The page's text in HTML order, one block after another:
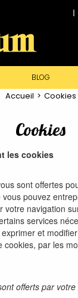
BLOG
Accueil Cookies
Cookies
les cookies
sont offertes
pouvez
votre navigation
services
et
cookies, par les
offerts par